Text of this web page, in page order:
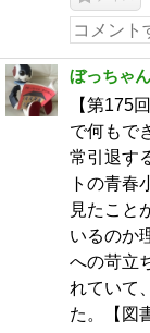
ぼっちゃん
【第175
で何もで
常引退す
トの青春
見たこと
いるのか
への苛立
れていて
た。【図